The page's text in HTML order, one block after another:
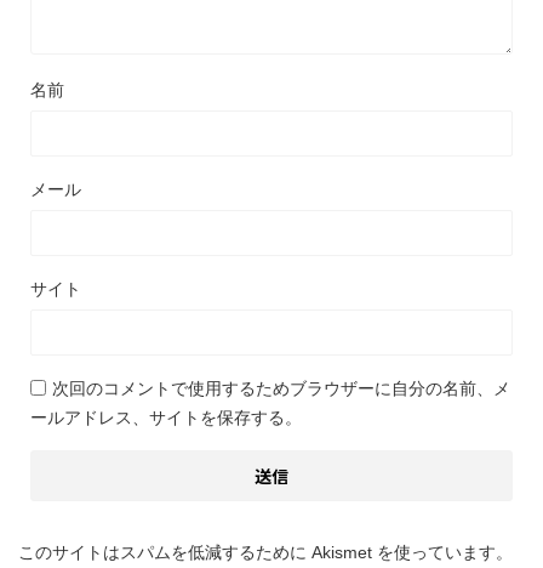
名前
メール
サイト
次回のコメントで使用するためブラウザーに自分の名前、メ
ールアドレス、サイトを保存する。
このサイトはスパムを低減するために Akismet を使っています。